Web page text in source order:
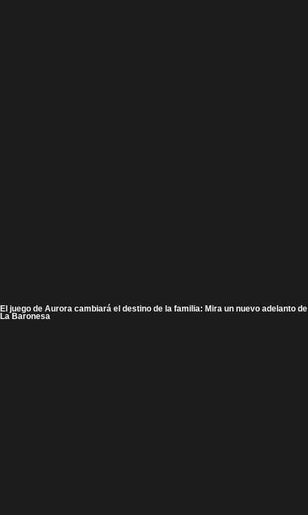
El juego de Aurora cambiará el destino de la familia: Mira un nuevo adelanto de
La Baronesa